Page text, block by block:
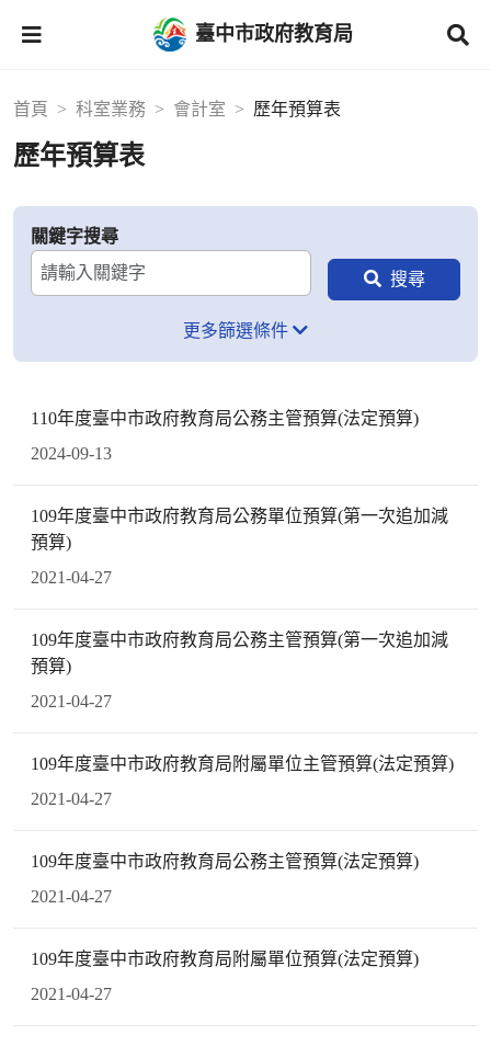
臺中市政府教育局
首頁 科室業務 會計室 歷年預算表
歷年預算表
關鍵字搜尋
更多篩選條件
110年度臺中市政府教育局公務主管預算(法定預算)
2024-09-13
109年度臺中市政府教育局公務單位預算(第一次追加減
預算)
2021-04-27
109年度臺中市政府教育局公務主管預算(第一次追加減
預算)
2021-04-27
109年度臺中市政府教育局附屬單位主管預算(法定預算)
2021-04-27
109年度臺中市政府教育局公務主管預算(法定預算)
2021-04-27
109年度臺中市政府教育局附屬單位預算(法定預算)
2021-04-27